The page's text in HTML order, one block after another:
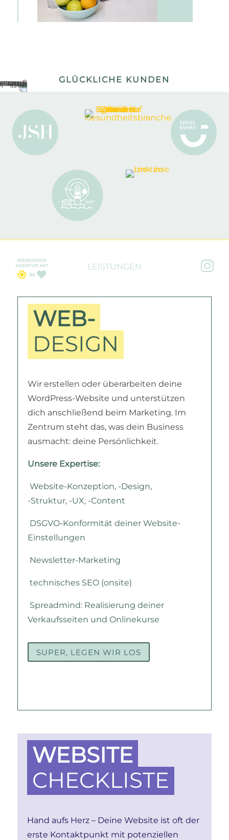
GLÜCKLICHE KUNDEN
LEISTUNGEN 
WEB-
DESIGN
Wir erstellen oder überarbeiten deine
WordPress-Website und unterstützen
dich anschließend beim Marketing. Im
Zentrum steht das, was dein Business
ausmacht: deine Persönlichkeit.
Unsere Expertise:
Website-Konzeption, -Design,
-Struktur, -UX, -Content
DSGVO-Konformität deiner Website-
Einstellungen
Newsletter-Marketing
technisches SEO (onsite)
Spreadmind: Realisierung deiner
Verkaufsseiten und Onlinekurse
SUPER, LEGEN WIR LOS
WEBSITE
CHECKLISTE
Hand aufs Herz – Deine Website ist oft der
erste Kontaktpunkt mit potenziellen